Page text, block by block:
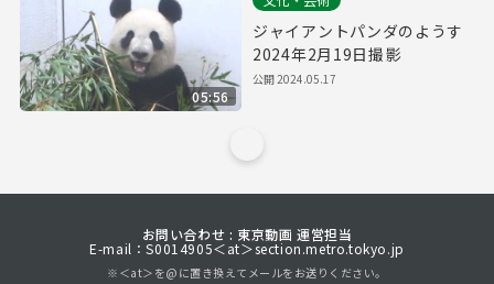
05:56
ジャイアントパンダのようす
2024年2月19日撮影
公開2024.05.17
お問い合わせ : 東京動画 運営担当
E-mail：S0014905＜at＞section.metro.tokyo.jp
※＜at＞を@に置き換えてメールをお送りください。